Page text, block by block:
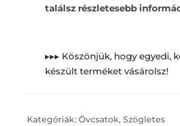
találsz részletesebb
▸▸▸ Köszönjük, hogy egyedi,
készült terméket vásárolsz!
Kategóriák: Övcsatok, Szögletes